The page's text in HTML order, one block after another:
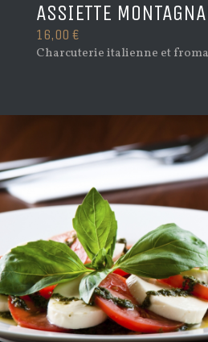
ASSIETTE
16,00 €
Charcuterie italienne et